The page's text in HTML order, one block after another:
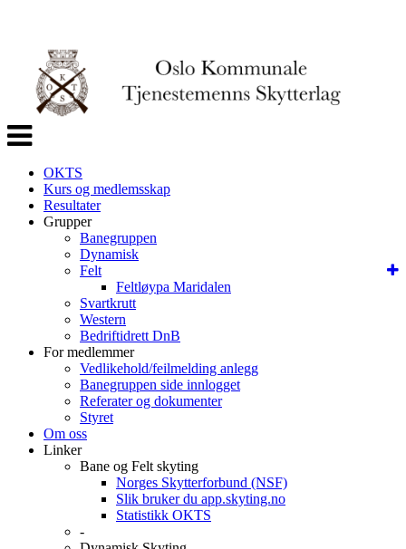
Veksle
navigasjon
OKTS
Kurs og medlemsskap
Resultater
Grupper
Banegruppen
Dynamisk
Felt
Feltløypa Maridalen
Svartkrutt
Western
Bedriftidrett DnB
For medlemmer
Vedlikehold/feilmelding anlegg
Banegruppen side innlogget
Referater og dokumenter
Styret
Om oss
Linker
Bane og Felt skyting
Norges Skytterforbund (NSF)
Slik bruker du app.skyting.no
Statistikk OKTS
-